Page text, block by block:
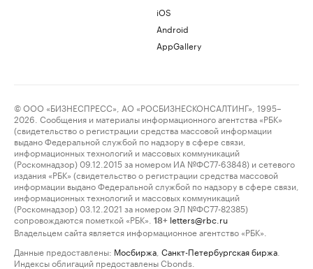
iOS
Android
AppGallery
© ООО «БИЗНЕСПРЕСС», АО «РОСБИЗНЕСКОНСАЛТИНГ», 1995–
2026. Сообщения и материалы информационного агентства «РБК»
(свидетельство о регистрации средства массовой информации
выдано Федеральной службой по надзору в сфере связи,
информационных технологий и массовых коммуникаций
(Роскомнадзор) 09.12.2015 за номером ИА №ФС77-63848) и сетевого
издания «РБК» (свидетельство о регистрации средства массовой
информации выдано Федеральной службой по надзору в сфере связи,
информационных технологий и массовых коммуникаций
(Роскомнадзор) 03.12.2021 за номером ЭЛ №ФС77-82385)
сопровождаются пометкой «РБК».
18+ letters@rbc.ru
Владельцем сайта является информационное агентство «РБК».
Данные предоставлены: Мосбиржа Санкт-Петербургская биржа
Индексы облигаций предоставлены Cbonds.